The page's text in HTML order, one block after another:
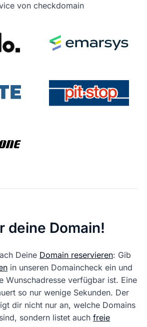
von checkdomain
deine Domain!
Deine Domain reservieren: Gib
in unseren Domaincheck ein und
Wunschadresse verfügbar ist. Eine
so nur wenige Sekunden. Der
dir nicht nur an, welche Domains
sondern listet auch freie